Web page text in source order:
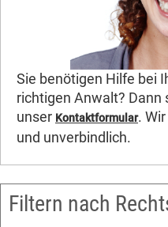
Sie benötigen Hilfe bei
richtigen Anwalt? Dann
unser Kontaktformular.
und unverbindlich.
Filtern nach